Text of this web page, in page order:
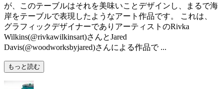
が、このテーブルはそれを美味いことデザインし、まるで海
岸をテーブルで表現したようなアート作品です。 これは、
グラフィックデザイナーでありアーティストのRivka
Wilkins(@rivkawilkinsart)さんとJared
Davis(@woodworksbyjared)さんによる作品で ...
もっと読む